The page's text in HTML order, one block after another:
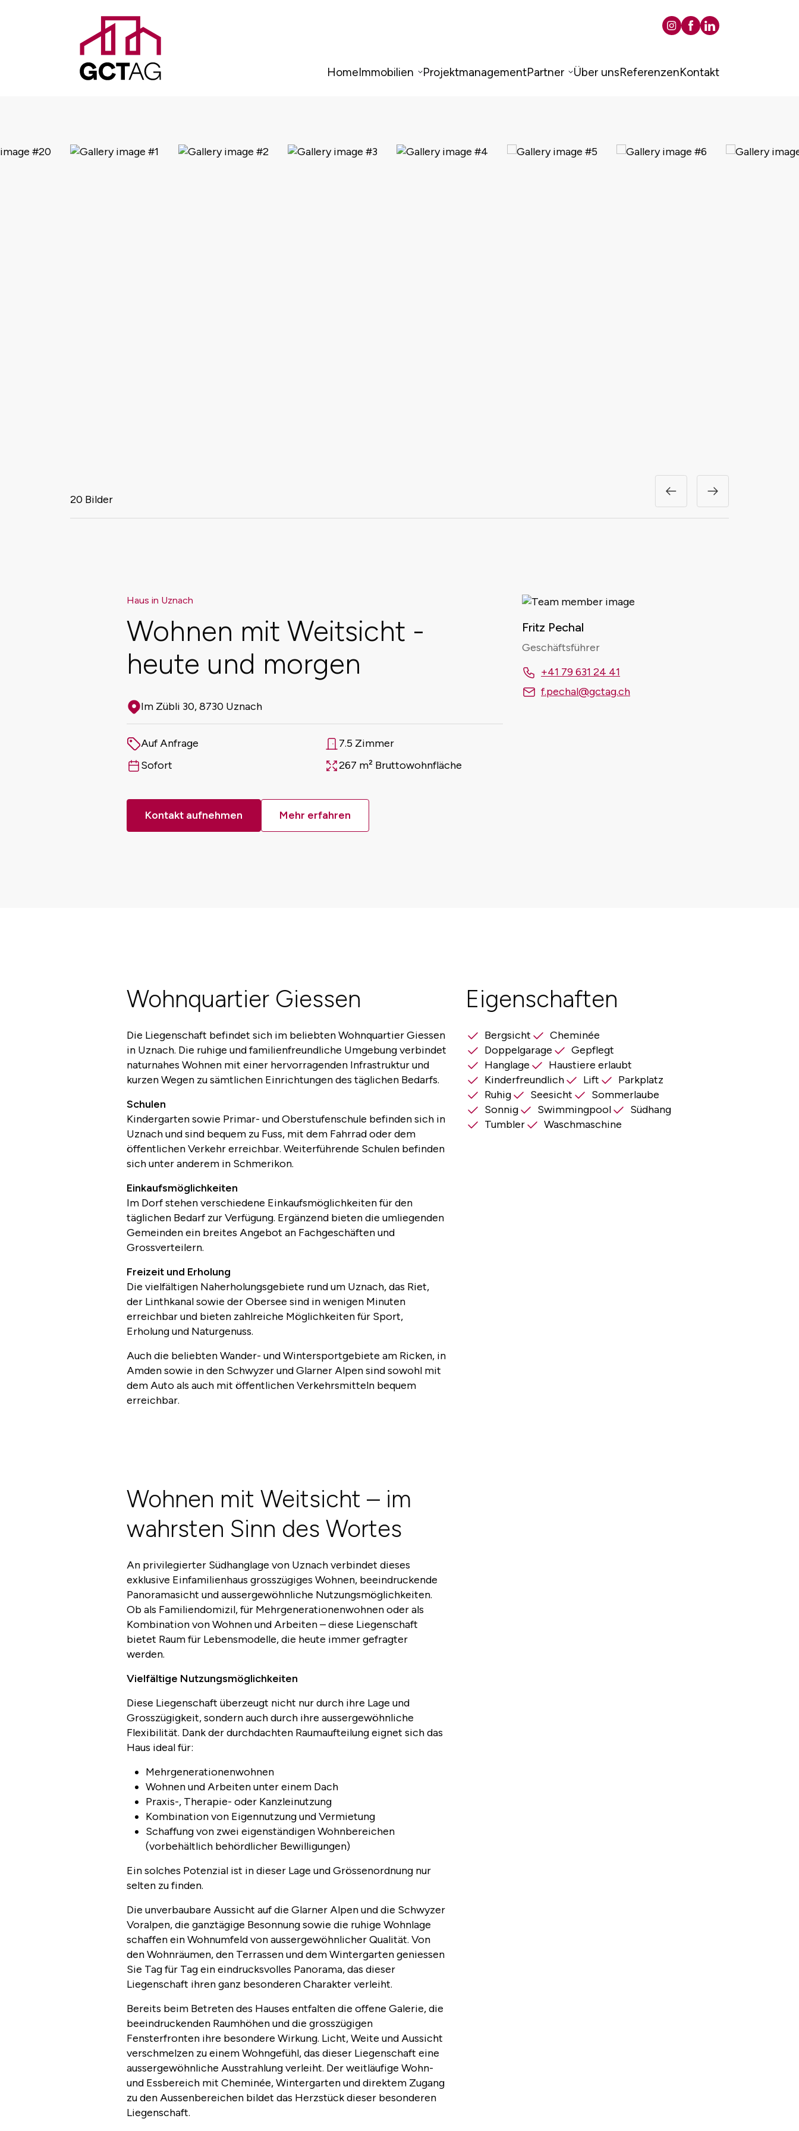
HomeImmobilien ProjektmanagementPartner Über unsReferenzenKontakt
20 Bilder
Haus in Uznach
Wohnen mit Weitsicht -
heute und morgen
Adresse
Im Zübli 30, 8730 Uznach
PreisAuf Anfrage Anzahl Zimmer
7.5 Zimmer
Verfügbar ab
Sofort Fläche267 m² Bruttowohnfläche
Kontakt aufnehmen Mehr erfahren
Fritz Pechal
Geschäftsführer
+41 79 631 24 41
f.pechal@gctag.ch
Wohnquartier Giessen
Die Liegenschaft befindet sich im beliebten Wohnquartier Giessen
in Uznach. Die ruhige und familienfreundliche Umgebung verbindet
naturnahes Wohnen mit einer hervorragenden Infrastruktur und
kurzen Wegen zu sämtlichen Einrichtungen des täglichen Bedarfs.
Schulen
Kindergarten sowie Primar- und Oberstufenschule befinden sich in
Uznach und sind bequem zu Fuss, mit dem Fahrrad oder dem
öffentlichen Verkehr erreichbar. Weiterführende Schulen befinden
sich unter anderem in Schmerikon.
Einkaufsmöglichkeiten
Im Dorf stehen verschiedene Einkaufsmöglichkeiten für den
täglichen Bedarf zur Verfügung. Ergänzend bieten die umliegenden
Gemeinden ein breites Angebot an Fachgeschäften und
Grossverteilern.
Freizeit und Erholung
Die vielfältigen Naherholungsgebiete rund um Uznach, das Riet,
der Linthkanal sowie der Obersee sind in wenigen Minuten
erreichbar und bieten zahlreiche Möglichkeiten für Sport,
Erholung und Naturgenuss.
Auch die beliebten Wander- und Wintersportgebiete am Ricken, in
Amden sowie in den Schwyzer und Glarner Alpen sind sowohl mit
dem Auto als auch mit öffentlichen Verkehrsmitteln bequem
erreichbar.
Wohnen mit Weitsicht – im
wahrsten Sinn des Wortes
An privilegierter Südhanglage von Uznach verbindet dieses
exklusive Einfamilienhaus grosszügiges Wohnen, beeindruckende
Panoramasicht und aussergewöhnliche Nutzungsmöglichkeiten.
Ob als Familiendomizil, für Mehrgenerationenwohnen oder als
Kombination von Wohnen und Arbeiten – diese Liegenschaft
bietet Raum für Lebensmodelle, die heute immer gefragter
werden.
Vielfältige Nutzungsmöglichkeiten
Diese Liegenschaft überzeugt nicht nur durch ihre Lage und
Grosszügigkeit, sondern auch durch ihre aussergewöhnliche
Flexibilität. Dank der durchdachten Raumaufteilung eignet sich das
Haus ideal für:
Mehrgenerationenwohnen
Wohnen und Arbeiten unter einem Dach
Praxis-, Therapie- oder Kanzleinutzung
Kombination von Eigennutzung und Vermietung
Schaffung von zwei eigenständigen Wohnbereichen
(vorbehältlich behördlicher Bewilligungen)
Ein solches Potenzial ist in dieser Lage und Grössenordnung nur
selten zu finden.
Die unverbaubare Aussicht auf die Glarner Alpen und die Schwyzer
Voralpen, die ganztägige Besonnung sowie die ruhige Wohnlage
schaffen ein Wohnumfeld von aussergewöhnlicher Qualität. Von
den Wohnräumen, den Terrassen und dem Wintergarten geniessen
Sie Tag für Tag ein eindrucksvolles Panorama, das dieser
Liegenschaft ihren ganz besonderen Charakter verleiht.
Bereits beim Betreten des Hauses entfalten die offene Galerie, die
beeindruckenden Raumhöhen und die grosszügigen
Fensterfronten ihre besondere Wirkung. Licht, Weite und Aussicht
verschmelzen zu einem Wohngefühl, das dieser Liegenschaft eine
aussergewöhnliche Ausstrahlung verleiht. Der weitläufige Wohn-
und Essbereich mit Cheminée, Wintergarten und direktem Zugang
zu den Aussenbereichen bildet das Herzstück dieser besonderen
Liegenschaft.
Eigenschaften
Bergsicht
Cheminée
Doppelgarage
Gepflegt
Hanglage
Haustiere erlaubt
Kinderfreundlich
Lift
Parkplatz
Ruhig
Seesicht
Sommerlaube
Sonnig
Swimmingpool
Südhang
Tumbler
Waschmaschine